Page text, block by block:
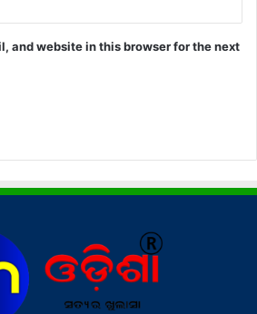
and website in this browser for the next